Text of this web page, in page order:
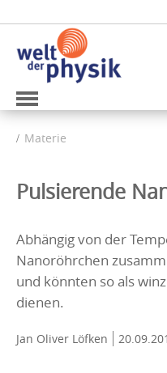
Materie
Pulsierende
Abhängig von der
Nanoröhrchen
und könnten so als
dienen.
Jan Oliver Löfken